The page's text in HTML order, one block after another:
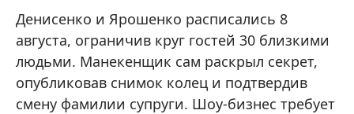
Денисенко и Ярошенко расписались 8
августа, ограничив круг гостей 30 близкими
людьми. Манекенщик сам раскрыл секрет,
опубликовав снимок колец и подтвердив
смену фамилии супруги. Шоу-бизнес требует